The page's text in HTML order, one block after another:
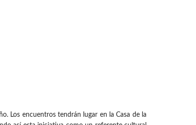
Los encuentros tendrán lugar en la Casa de la